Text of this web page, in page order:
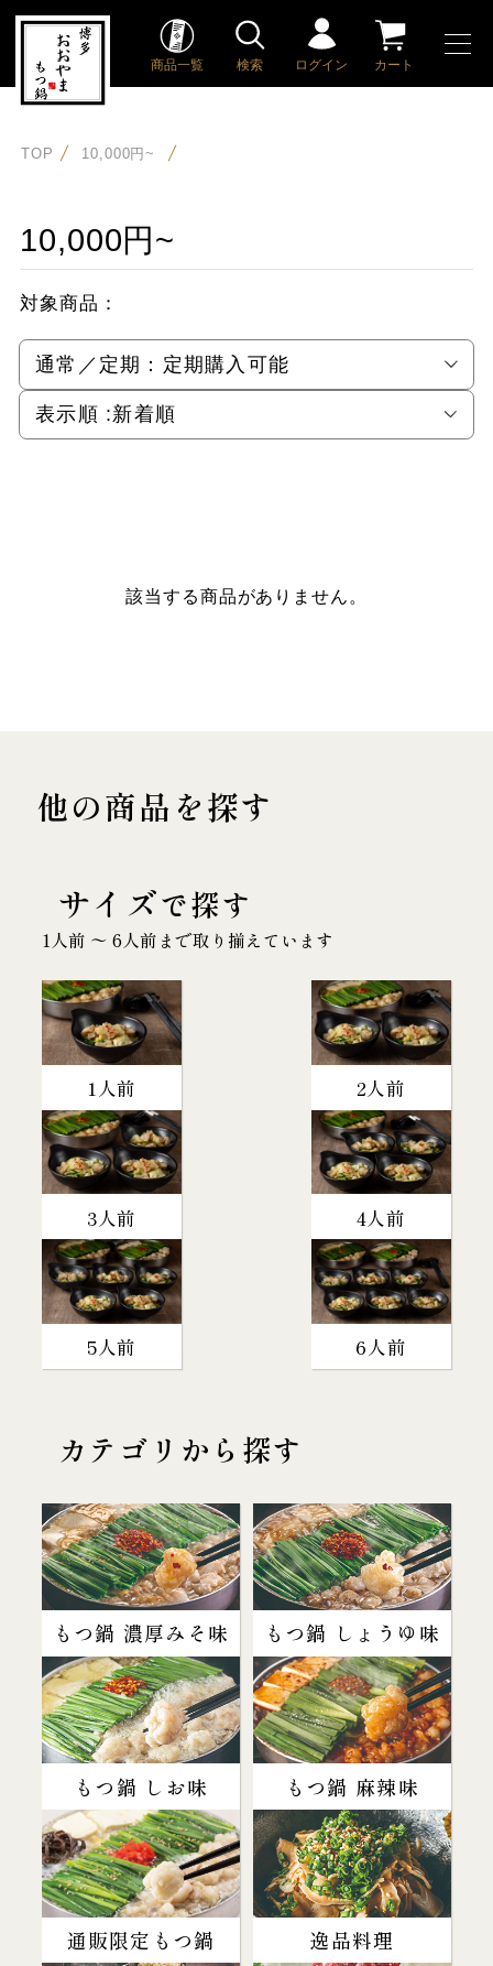
商品一覧 検索 ログイン カート
TOP 10,000円~
10,000円~
対象商品：
通常／定期： 定期購入可能
表示順 :新着順
該当する商品がありません。
他の商品を探す
サイズで探す
1人前 〜 6人前まで取り揃えています
1人前 2人前
3人前 4人前
5人前 6人前
カテゴリから探す
もつ鍋 濃厚みそ味 もつ鍋 しょうゆ味
もつ鍋 しお味 もつ鍋 麻辣味
通販限定もつ鍋 逸品料理